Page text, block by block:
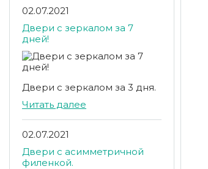
02.07.2021
Двери с зеркалом за 7
дней!
Двери с зеркалом за 3 дня.
Читать далее
02.07.2021
Двери с асимметричной
филенкой.